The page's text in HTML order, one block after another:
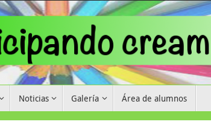
Noticias Galería Área de alumnos